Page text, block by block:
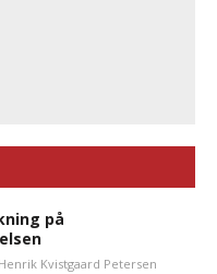
på
Henrik Kvistgaard Petersen